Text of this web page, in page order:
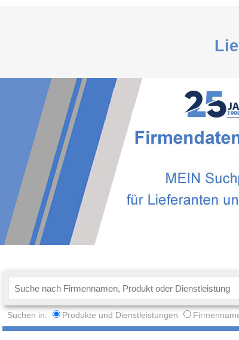
Suchen in: Produkte und Dienstleistungen